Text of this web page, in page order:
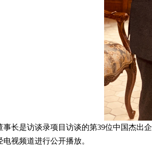
事长是访谈录项目访谈的第39位中国杰出
视频道进行公开播放。